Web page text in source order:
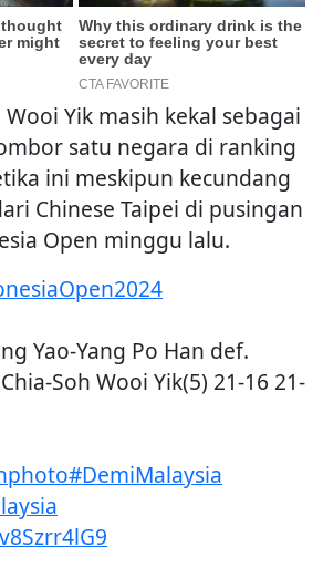
Yik masih kekal sebagai
satu negara di ranking
ini meskipun kecundang
Chinese Taipei di pusingan
Open minggu lalu.
Yao-Yang Po Han def.
Soh Wooi Yik(5) 21-16 21-
#DemiMalaysia